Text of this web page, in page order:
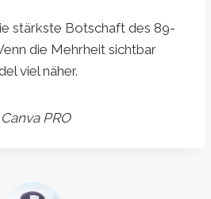
stärkste Botschaft des 89-
die Mehrheit sichtbar
viel näher.
PRO